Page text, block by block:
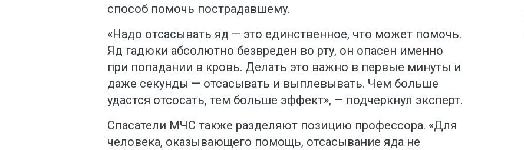
способ помочь пострадавшему.
«Надо отсасывать яд — это единственное, что может помочь.
Яд гадюки абсолютно безвреден во рту, он опасен именно
при попадании в кровь. Делать это важно в первые минуты и
даже секунды — отсасывать и выплевывать. Чем больше
удастся отсосать, тем больше эффект», — подчеркнул эксперт.
Спасатели МЧС также разделяют позицию профессора. «Для
человека, оказывающего помощь, отсасывание яда не